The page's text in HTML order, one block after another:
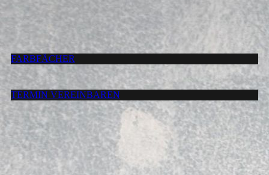
FARBFÄCHER
TERMIN VEREINBAREN